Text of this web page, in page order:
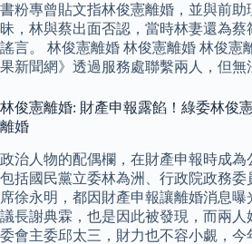
書粉專曾貼文指林俊憲離婚，並與前
昧，林與蔡出面否認，當時林妻還為
謠言。 林俊憲離婚 林俊憲離婚 林俊憲
果新聞網》透過服務處聯繫兩人，但無
林俊憲離婚: 財產申報露餡！綠委林俊
離婚
政治人物的配偶欄，在財產申報時成為
包括國民黨立委林為洲、行政院政務
席徐永明，都因財產申報讓離婚消息
議長謝典霖，也是因此被發現，而兩人
委會主委邱太三，財力也不容小覷，今